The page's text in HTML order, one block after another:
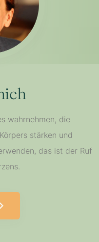
wahrnehmen, die
stärken und
das ist der Ruf